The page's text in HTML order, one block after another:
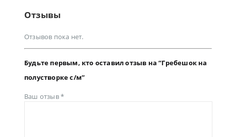
Отзывы
Отзывов пока нет.
Будьте первым, кто оставил отзыв на “Гребешок на
полустворке с/м”
Ваш отзыв*